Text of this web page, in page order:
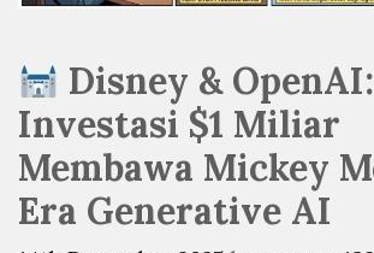
Disney & OpenAI:
Investasi $1 Miliar
Membawa Mickey
Era Generative AI